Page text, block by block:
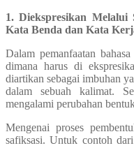
1. Diekspresikan Melalui
Kata Benda dan Kata
Dalam pemanfaatan
dimana harus di
diartikan sebagai imbuhan
dalam sebuah kalimat.
mengalami perubahan
Mengenai proses
safiksasi. Untuk contoh